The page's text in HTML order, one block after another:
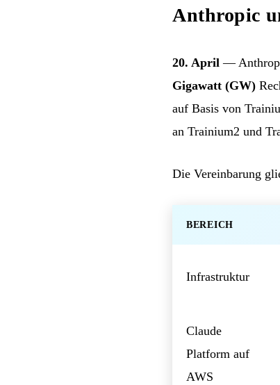
Anthropic
20. April —
Gigawatt (GW)
auf Basis von
an Trainium2 und
Die Vereinbarung
BEREICH
Infrastruktur
Claude
Platform auf
AWS